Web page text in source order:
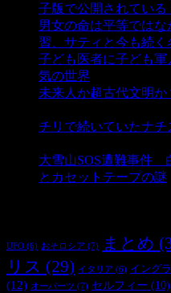
子版で公開されている
男女の命は平等では
習、サティと今も続く
子ども医者に子ども
気の世界
未来人か超古代文明
チリで続いていたナ
大雪山SOS遭難事件
とカセットテープの謎
UFO (6) おそロシア (7) まとめ
リス (29) イタリア (6) イング
(12) オーパーツ (7) セルフィー (10)